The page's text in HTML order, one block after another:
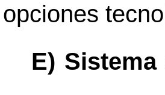
opciones
E)